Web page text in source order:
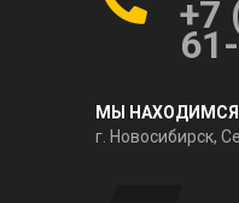
+7
МЫ НАХОДИМСЯ
г. Новосибирск,